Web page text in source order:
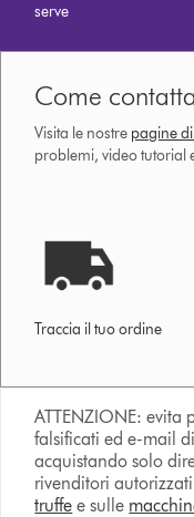
serve
Come
Visita le nostre pagine
problemi, video tutorial
Traccia il tuo ordine
ATTENZIONE: evita
falsificati ed e-mail
acquistando solo
rivenditori
truffe e sulle